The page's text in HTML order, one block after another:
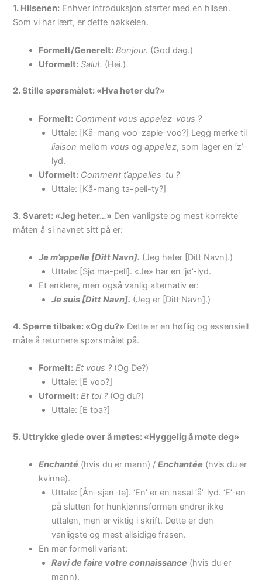
1. Hilsenen: Enhver introduksjon starter med en hilsen.
Som vi har lært, er dette nøkkelen.
Formelt/Generelt: Bonjour. (God dag.)
Uformelt: Salut. (Hei.)
2. Stille spørsmålet: «Hva heter du?»
Formelt: Comment vous appelez-vous ?
Uttale: [Kå-mang voo-zaple-voo?] Legg merke til
liaison mellom vous ogappelez, som lager en ‘z’-
lyd.
Uformelt: Comment t’appelles-tu ?
Uttale: [Kå-mang ta-pell-ty?]
3. Svaret: «Jeg heter…» Den vanligste og mest korrekte
måten å si navnet sitt på er:
Je m’appelle [Ditt Navn]. (Jeg heter [Ditt Navn].)
Uttale: [Sjø ma-pell]. «Je» har en ‘jø’-lyd.
Et enklere, men også vanlig alternativ er:
Je suis [Ditt Navn]. (Jeg er [Ditt Navn].)
4. Spørre tilbake: «Og du?» Dette er en høflig og essensiell
måte å returnere spørsmålet på.
Formelt: Et vous ?(Og De?)
Uttale: [E voo?]
Uformelt: Et toi ?(Og du?)
Uttale: [E toa?]
5. Uttrykke glede over å møtes: «Hyggelig å møte deg»
Enchanté (hvis du er mann) /Enchantée (hvis du er
kvinne).
Uttale: [Ån-sjan-te]. ‘En’ er en nasal ‘å’-lyd. ‘E’-en
på slutten for hunkjønnsformen endrer ikke
uttalen, men er viktig i skrift. Dette er den
vanligste og mest allsidige frasen.
En mer formell variant:
Ravi de faire votre connaissance (hvis du er
mann).